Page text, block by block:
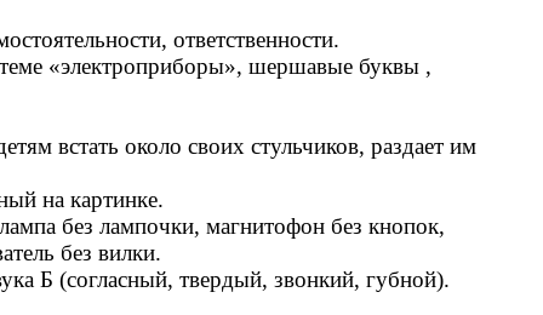
ответственности.
«электроприборы», шершавые буквы ,
встать около своих стульчиков, раздает им
на картинке.
без лампочки, магнитофон без кнопок,
без вилки.
Б (согласный, твердый, звонкий, губной).